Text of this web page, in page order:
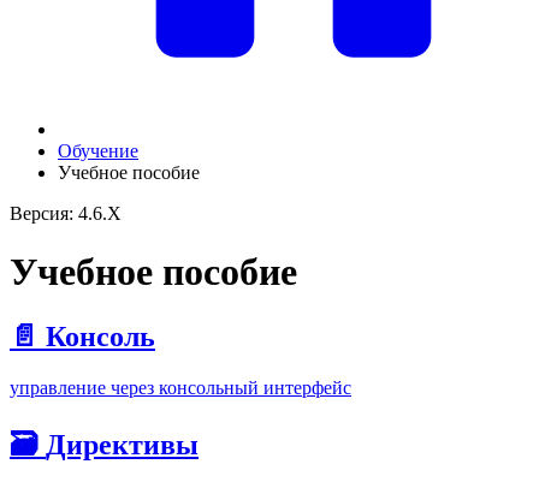
Обучение
Учебное пособие
Версия: 4.6.X
Учебное пособие
📄️ Консоль
управление через консольный интерфейс
🗃️ Директивы